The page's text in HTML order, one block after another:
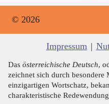
© 2026
Impressum |
Das österreichische Deutsch,
zeichnet sich durch besondere
einzigartigen Wortschatz,
charakteristische